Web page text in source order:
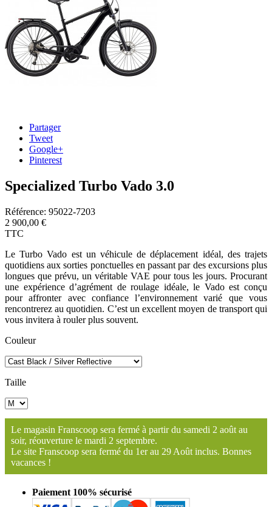
Partager
Tweet
Google+
Pinterest
Specialized Turbo Vado 3.0
Référence: 95022-7203
2 900,00 €
TTC
Le Turbo Vado est un véhicule de déplacement idéal, des trajets
quotidiens aux sorties ponctuelles en passant par des excursions plus
longues que prévu, un véritable VAE pour tous les jours. Procurant
une expérience d’agrément de roulage idéale, le Vado est conçu
pour affronter avec confiance l’environnement varié que vous
rencontrerez au quotidien. C’est un excellent moyen de transport qui
vous invitera à rouler plus souvent.
Couleur
Taille
Le magasin Franscoop sera fermé à partir du samedi 2 août au
soir, réouverture le mardi 2 septembre.
Le site Franscoop sera fermé du 1er au 29 Août inclus. Bonnes
vacances !
Paiement 100% sécurisé